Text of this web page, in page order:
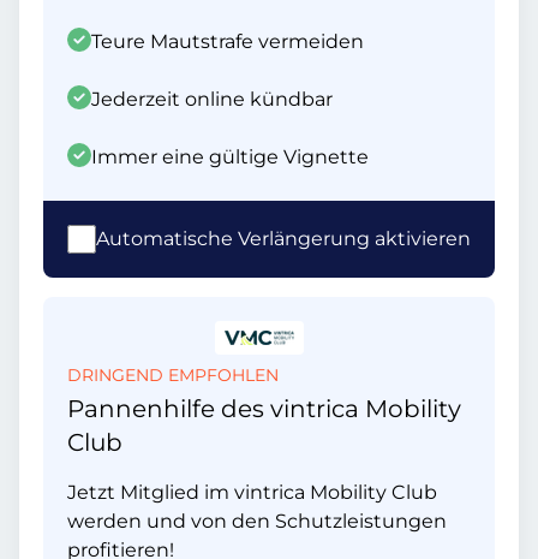
Teure Mautstrafe vermeiden
Jederzeit online kündbar
Immer eine gültige Vignette
Automatische Verlängerung aktivieren
DRINGEND EMPFOHLEN
Pannenhilfe des vintrica Mobility
Club
Jetzt Mitglied im vintrica Mobility Club
werden und von den Schutzleistungen
profitieren!